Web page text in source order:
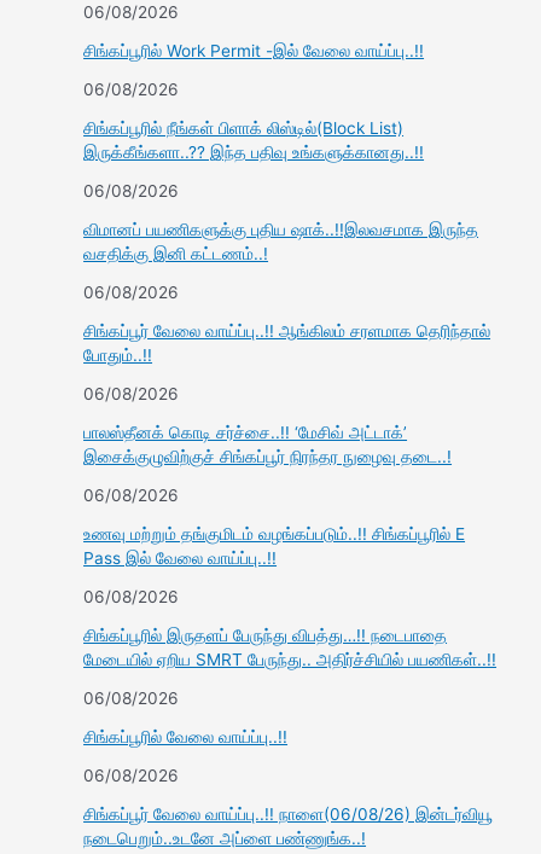
06/08/2026
சிங்கப்பூரில் Work Permit -இல் வேலை வாய்ப்பு..!!
06/08/2026
சிங்கப்பூரில் நீங்கள் பிளாக் லிஸ்டில்(Block List)
இருக்கீங்களா..?? இந்த பதிவு உங்களுக்கானது..!!
06/08/2026
விமானப் பயணிகளுக்கு புதிய ஷாக்..!!இலவசமாக இருந்த
வசதிக்கு இனி கட்டணம்..!
06/08/2026
சிங்கப்பூர் வேலை வாய்ப்பு..!! ஆங்கிலம் சரளமாக தெரிந்தால்
போதும்..!!
06/08/2026
பாலஸ்தீனக் கொடி சர்ச்சை..!! ‘மேசிவ் அட்டாக்’
இசைக்குழுவிற்குச் சிங்கப்பூர் நிரந்தர நுழைவு தடை..!
06/08/2026
உணவு மற்றும் தங்குமிடம் வழங்கப்படும்..!! சிங்கப்பூரில் E
Pass இல் வேலை வாய்ப்பு..!!
06/08/2026
சிங்கப்பூரில் இருதளப் பேருந்து விபத்து…!! நடைபாதை
மேடையில் ஏறிய SMRT பேருந்து.. அதிர்ச்சியில் பயணிகள்..!!
06/08/2026
சிங்கப்பூரில் வேலை வாய்ப்பு..!!
06/08/2026
சிங்கப்பூர் வேலை வாய்ப்பு..!! நாளை(06/08/26) இன்டர்வியூ
நடைபெறும்..உடனே அப்ளை பண்ணுங்க..!